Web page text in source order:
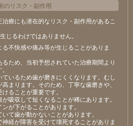
のリスク ・ 副作用
療にも潜在的なリスク・副作用があるこ
じるわけではありません。
る不快感や痛み等が生じることがありま
るため、当初予想されていた治療期間より
ているため歯が磨きにくくなります。むし
まります。そのため、丁寧な歯磨きや、
ることが重要です。
吸収して短くなることが稀にあります。
が下がることがあります。
て歯が動かないことがあります。
神経が障害を受けて壊死することがありま